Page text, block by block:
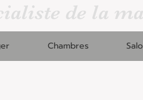
de la
Chambres